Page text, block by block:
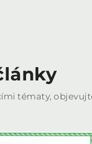
tématy,